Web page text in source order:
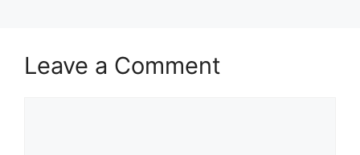
Leave a Comment